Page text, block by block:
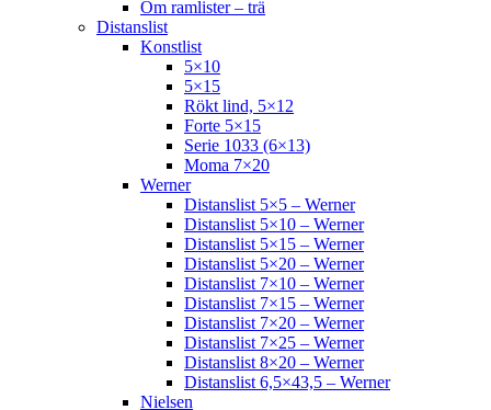
Om ramlister – trä
Distanslist
Konstlist
5×10
5×15
Rökt lind, 5×12
Forte 5×15
Serie 1033 (6×13)
Moma 7×20
Werner
Distanslist 5×5 – Werner
Distanslist 5×10 – Werner
Distanslist 5×15 – Werner
Distanslist 5×20 – Werner
Distanslist 7×10 – Werner
Distanslist 7×15 – Werner
Distanslist 7×20 – Werner
Distanslist 7×25 – Werner
Distanslist 8×20 – Werner
Distanslist 6,5×43,5 – Werner
Nielsen